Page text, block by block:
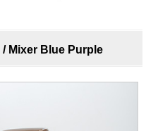
Mixer Blue Purple